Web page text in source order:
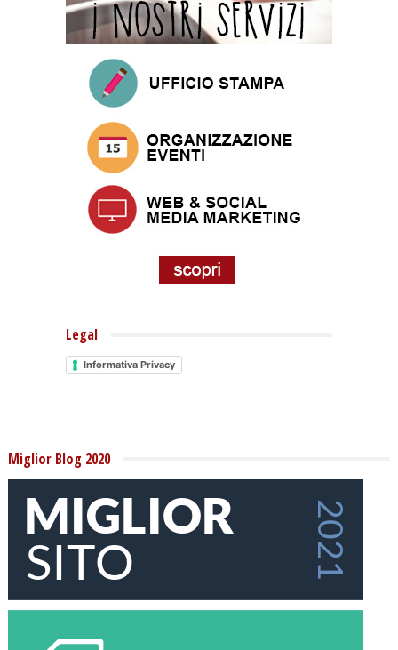
Legal
Informativa Privacy
Miglior Blog 2020